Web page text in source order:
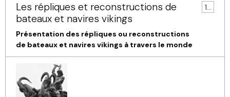
Les répliques et reconstructions de
bateaux et navires vikings
119
Présentation des répliques ou reconstructions
de bateaux et navires vikings à travers le monde